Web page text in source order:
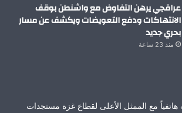
عراقجي يرهن التفاوض مع واشنطن بوقف
الانتهاكات ودفع التعويضات ويكشف عن مسار
بحري جديد
منذ 23 ساعة
هاتفياً مع الممثل الأعلى لقطاع غزة مستجدات